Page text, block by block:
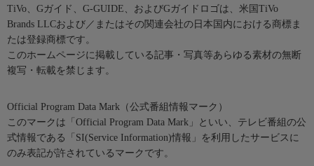
TiVo、Gガイド、G-GUIDE、およびGガイドロゴは、米国TiVo
Brands LLCおよび／またはその関連会社の日本国内における商標ま
たは登録商標です。
このホームページに掲載している記事・写真等あらゆる素材の無断
複写・転載を禁じます。
Official Program Data Mark（公式番組情報マーク）
このマークは「Official Program Data Mark」といい、テレビ番組の公
式情報である「SI(Service Information)情報」を利用したサービスに
のみ表記が許されているマークです。